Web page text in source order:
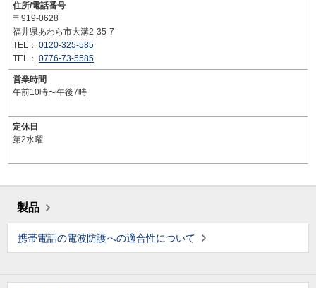
住所/電話番号
〒919-0628
福井県あわら市大溝2-35-7
TEL： 0120-325-585
TEL： 0776-73-5585
営業時間
午前10時〜午後7時
定休日
第2水曜
製品
携帯電話の電波防護への適合性について